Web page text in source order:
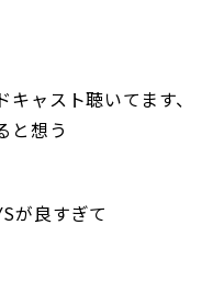
ャスト聴いてます、
と想う
が良すぎて